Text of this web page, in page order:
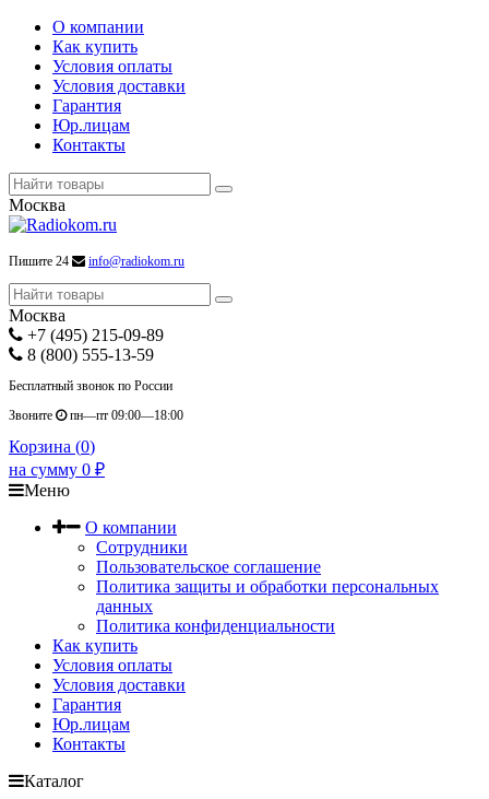
О компании
Как купить
Условия оплаты
Условия доставки
Гарантия
Юр.лицам
Контакты
Москва
Пишите 24 info@radiokom.ru
Москва
+7 (495) 215-09-89
8 (800) 555-13-59
Бесплатный звонок по России
Звоните
пн—пт 09:00—18:00
Корзина (0)
на сумму 0 ₽
Меню
О компании
Сотрудники
Пользовательское соглашение
Политика защиты и обработки персональных
данных
Политика конфиденциальности
Как купить
Условия оплаты
Условия доставки
Гарантия
Юр.лицам
Контакты
Каталог